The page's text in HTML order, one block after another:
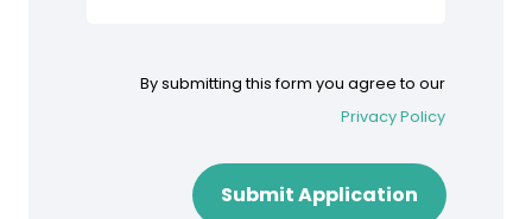
By submitting this form you agree to our
Privacy Policy
Submit Application